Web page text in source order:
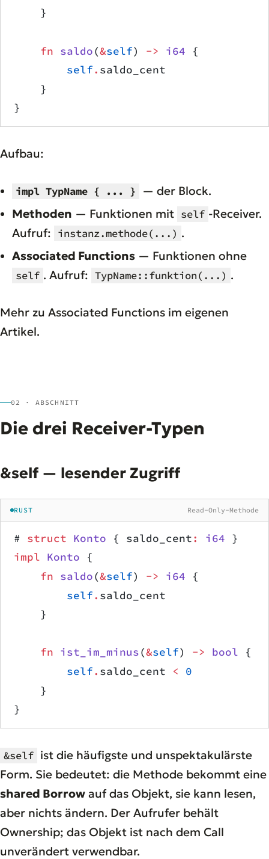
    }
    fn
saldo(&self) -> i64 {
        self
. saldo_cent
    }
}
Aufbau:
impl TypName { ... }
— der Block.
Methoden — Funktionen mit self -Receiver.
Aufruf: instanz.methode(...) .
Associated Functions — Funktionen ohne
self . Aufruf: TypName::funktion(...) .
Mehr zu Associated Functions im eigenen
Artikel.
02 · ABSCHNITT
Die drei Receiver-Typen
&self — lesender Zugriff
RUST Read-Only-Methode
# struct Konto { saldo_cent: i64 }
impl Konto {
    fn
saldo(&self) -> i64 {
        self
. saldo_cent
    }
    fn
ist_im_minus(&self) -> bool {
        self
. saldo_cent < 0
    }
}
&self ist die häufigste und unspektakulärste
Form. Sie bedeutet: die Methode bekommt eine
shared Borrow auf das Objekt, sie kann lesen,
aber nichts ändern. Der Aufrufer behält
Ownership; das Objekt ist nach dem Call
unverändert verwendbar.